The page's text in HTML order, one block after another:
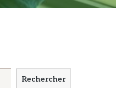
Rechercher